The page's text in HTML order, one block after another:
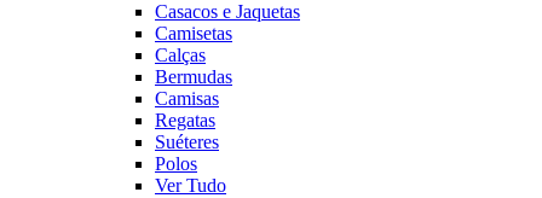
Casacos e Jaquetas
Camisetas
Calças
Bermudas
Camisas
Regatas
Suéteres
Polos
Ver Tudo